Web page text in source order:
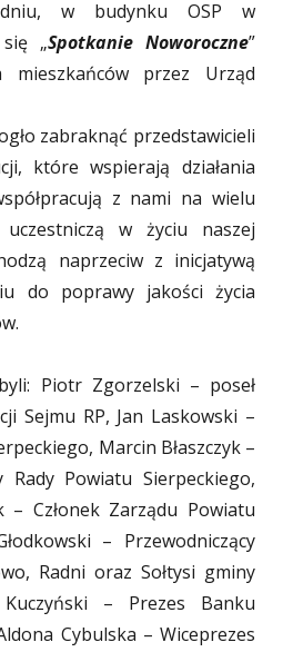
w budynku OSP w
się „Spotkanie Noworoczne”
mieszkańców przez Urząd
zabraknąć przedstawicieli
które wspierają działania
z nami na wielu
uczestniczą w życiu naszej
naprzeciw z inicjatywą
do poprawy jakości życia
Piotr Zgorzelski – poseł
Sejmu RP, Jan Laskowski –
Marcin Błaszczyk –
Rady Powiatu Sierpeckiego,
– Członek Zarządu Powiatu
– Przewodniczący
Radni oraz Sołtysi gminy
– Prezes Banku
Cybulska – Wiceprezes